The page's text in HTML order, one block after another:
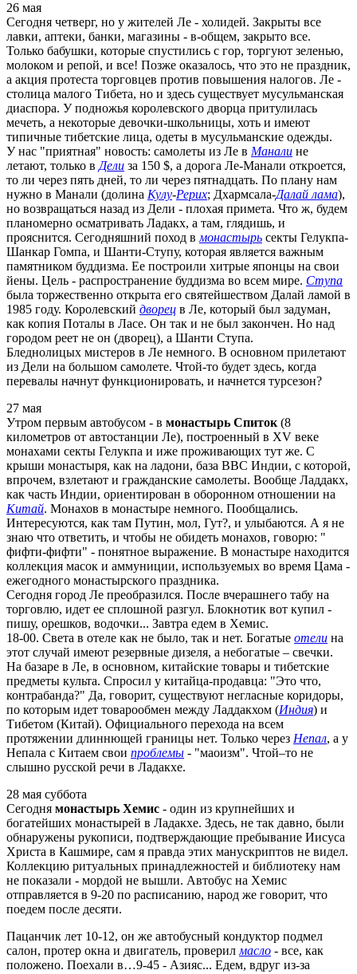
26 мая
Сегодня четверг, но у жителей Ле - холидей. Закрыты все
лавки, аптеки, банки, магазины - в-общем, закрыто все.
Только бабушки, которые спустились с гор, торгуют зеленью,
молоком и репой, и все! Позже оказалось, что это не праздник,
а акция протеста торговцев против повышения налогов. Ле -
столица малого Тибета, но и здесь существует мусульманская
диаспора. У подножья королевского дворца притулилась
мечеть, а некоторые девочки-школьницы, хоть и имеют
типичные тибетские лица, одеты в мусульманские одежды.
У нас "приятная" новость: самолеты из Ле в Манали не
летают, только вДели за 150 $, а дорога Ле-Манали откроется,
то ли через пять дней, то ли через пятнадцать. По плану нам
нужно в Манали (долина Кулу-Рерих; Дхармсала-Далай лама),
но возвращаться назад из Дели - плохая примета. Что ж, будем
планомерно осматривать Ладакх, а там, глядишь, и
прояснится. Сегодняшний поход вмонастырь секты Гелукпа-
Шанкар Гомпа, и Шанти-Ступу, которая является важным
памятником буддизма. Ее построили хитрые японцы на свои
йены. Цель - распространение буддизма во всем мире. Ступа
была торжественно открыта его святейшеством Далай ламой в
1985 году. Королевский дворец в Ле, который был задуман,
как копия Поталы в Ласе. Он так и не был закончен. Но над
городом реет не он (дворец), а Шанти Ступа.
Бледнолицых мистеров в Ле немного. В основном прилетают
из Дели на большом самолете. Чтой-то будет здесь, когда
перевалы начнут функционировать, и начнется турсезон?
27 мая
Утром первым автобусом - в монастырь Спиток(8
километров от автостанции Ле), построенный в XV веке
монахами секты Гелукпа и иже проживающих тут же. С
крыши монастыря, как на ладони, база ВВС Индии, с которой,
впрочем, взлетают и гражданские самолеты. Вообще Ладдакх,
как часть Индии, ориентирован в оборонном отношении на
Китай. Монахов в монастыре немного. Пообщались.
Интересуются, как там Путин, мол, Гут?, и улыбаются. А я не
знаю что ответить, и чтобы не обидеть монахов, говорю: "
фифти-фифти" - понятное выражение. В монастыре находится
коллекция масок и аммуниции, используемых во время Цама -
ежегодного монастырского праздника.
Сегодня город Ле преобразился. После вчерашнего табу на
торговлю, идет ее сплошной разгул. Блокнотик вот купил -
пишу, орешков, водочки... Завтра едем в Хемис.
18-00. Света в отеле как не было, так и нет. Богатые отели на
этот случай имеют резервные дизеля, а небогатые – свечки.
На базаре в Ле, в основном, китайские товары и тибетские
предметы культа. Спросил у китайца-продавца: "Это что,
контрабанда?" Да, говорит, существуют негласные коридоры,
по которым идет товарообмен между Ладдакхом (Индия) и
Тибетом (Китай). Официального перехода на всем
протяжении длиннющей границы нет. Только через Непал, а у
Непала с Китаем свои проблемы - "маоизм". Чтой–то не
слышно русской речи в Ладакхе.
28 мая суббота
Сегодня монастырь Хемис - один из крупнейших и
богатейших монастырей в Ладакхе. Здесь, не так давно, были
обнаружены рукописи, подтверждающие пребывание Иисуса
Христа в Кашмире, сам я правда этих манускриптов не видел.
Коллекцию ритуальных принадлежностей и библиотеку нам
не показали - мордой не вышли. Автобус на Хемис
отправляется в 9-20 по расписанию, народ же говорит, что
поедем после десяти.
Пацанчик лет 10-12, он же автобусный кондуктор подмел
салон, протер окна и двигатель, проверилмасло - все, как
положено. Поехали в…9-45 - Азияс... Едем, вдруг из-за